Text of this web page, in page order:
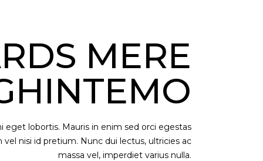
MERE
eget lobortis. Mauris in enim sed orci egestas
vel nisi id pretium. Nunc dui lectus, ultricies ac
massa vel, imperdiet varius nulla.